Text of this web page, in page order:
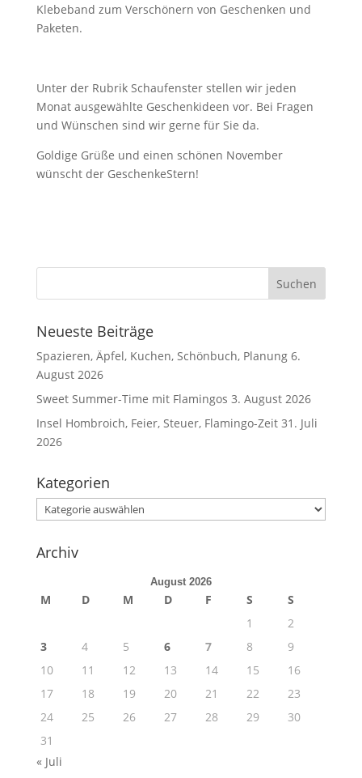
Klebeband zum Verschönern von Geschenken und
Paketen.
Unter der Rubrik Schaufenster stellen wir jeden
Monat ausgewählte Geschenkideen vor. Bei Fragen
und Wünschen sind wir gerne für Sie da.
Goldige Grüße und einen schönen November
wünscht der GeschenkeStern!
Neueste Beiträge
Spazieren, Äpfel, Kuchen, Schönbuch, Planung 6.
August 2026
Sweet Summer-Time mit Flamingos 3. August 2026
Insel Hombroich, Feier, Steuer, Flamingo-Zeit 31. Juli
2026
Kategorien
Kategorien
Archiv
August 2026
M D M D F S
S
1
2
3
4 5 6 7 8
9
10
11 12 13 14 15
16
17
18 19 20 21 22
23
24
25 26 27 28 29
30
31
« Juli